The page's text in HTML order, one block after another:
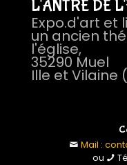
L'ANTRE DE
Expo.d'art et
un ancien
l'église,
35290 Muel
Ille et Vilaine
Mail :
ou